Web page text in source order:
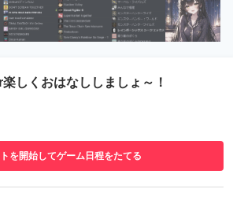
しくおはなししましょ～！
を開始してゲーム日程をたてる